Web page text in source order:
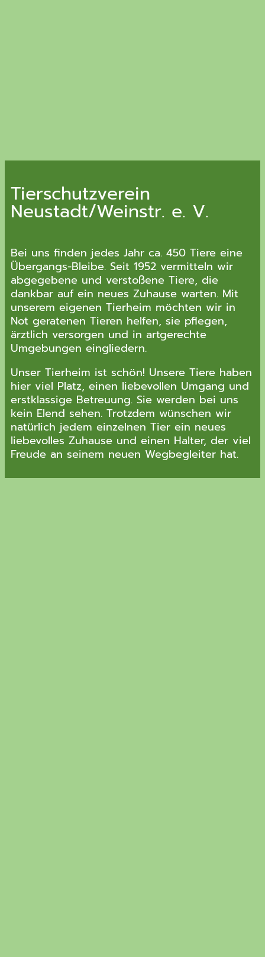
Tierschutzverein
Neustadt/Weinstr. e. V.
Bei uns finden jedes Jahr ca. 450 Tiere eine
Übergangs-Bleibe. Seit 1952 vermitteln wir
abgegebene und verstoßene Tiere, die
dankbar auf ein neues Zuhause warten. Mit
unserem eigenen Tierheim möchten wir in
Not geratenen Tieren helfen, sie pflegen,
ärztlich versorgen und in artgerechte
Umgebungen eingliedern.
Unser Tierheim ist schön! Unsere Tiere haben
hier viel Platz, einen liebevollen Umgang und
erstklassige Betreuung. Sie werden bei uns
kein Elend sehen. Trotzdem wünschen wir
natürlich jedem einzelnen Tier ein neues
liebevolles Zuhause und einen Halter, der viel
Freude an seinem neuen Wegbegleiter hat.